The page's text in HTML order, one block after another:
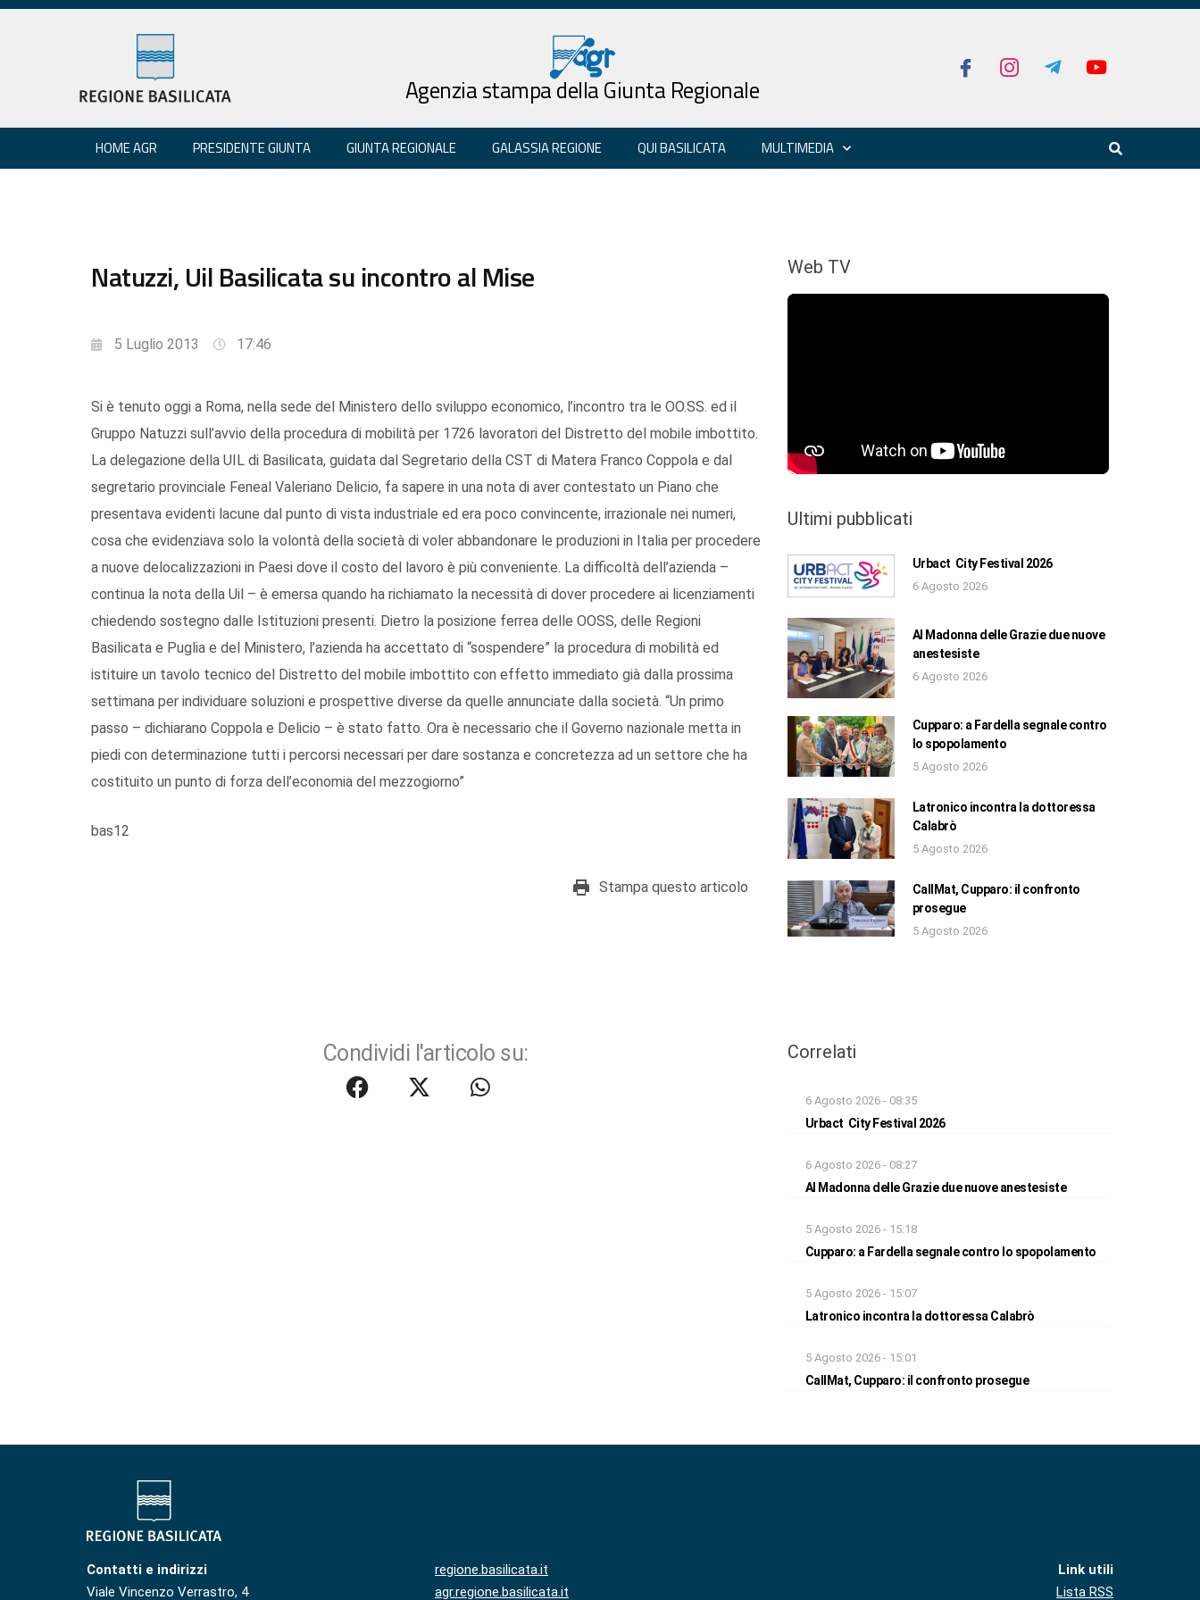
Agenzia stampa della Giunta Regionale
HOME AGR PRESIDENTE GIUNTA GIUNTA REGIONALE GALASSIA REGIONE QUI BASILICATA MULTIMEDIA
Natuzzi, Uil Basilicata su incontro al Mise
5 Luglio 2013 17:46
Si è tenuto oggi a Roma, nella sede del Ministero dello sviluppo economico, l’incontro tra le OO.SS. ed il
Gruppo Natuzzi sull’avvio della procedura di mobilità per 1726 lavoratori del Distretto del mobile imbottito.
La delegazione della UIL di Basilicata, guidata dal Segretario della CST di Matera Franco Coppola e dal
segretario provinciale Feneal Valeriano Delicio, fa sapere in una nota di aver contestato un Piano che
presentava evidenti lacune dal punto di vista industriale ed era poco convincente, irrazionale nei numeri,
cosa che evidenziava solo la volontà della società di voler abbandonare le produzioni in Italia per procedere
a nuove delocalizzazioni in Paesi dove il costo del lavoro è più conveniente. La difficoltà dell’azienda –
continua la nota della Uil – è emersa quando ha richiamato la necessità di dover procedere ai licenziamenti
chiedendo sostegno dalle Istituzioni presenti. Dietro la posizione ferrea delle OOSS, delle Regioni
Basilicata e Puglia e del Ministero, l’azienda ha accettato di “sospendere” la procedura di mobilità ed
istituire un tavolo tecnico del Distretto del mobile imbottito con effetto immediato già dalla prossima
settimana per individuare soluzioni e prospettive diverse da quelle annunciate dalla società. “Un primo
passo – dichiarano Coppola e Delicio – è stato fatto. Ora è necessario che il Governo nazionale metta in
piedi con determinazione tutti i percorsi necessari per dare sostanza e concretezza ad un settore che ha
costituito un punto di forza dell’economia del mezzogiorno”
bas12
Stampa questo articolo
Condividi l'articolo su:
Web TV
Ultimi pubblicati
Urbact City Festival 2026
6 Agosto 2026
Al Madonna delle Grazie due nuove
anestesiste
6 Agosto 2026
Cupparo: a Fardella segnale contro
lo spopolamento
5 Agosto 2026
Latronico incontra la dottoressa
Calabrò
5 Agosto 2026
CallMat, Cupparo: il confronto
prosegue
5 Agosto 2026
Correlati
6 Agosto 2026 - 08:35
Urbact City Festival 2026
6 Agosto 2026 - 08:27
Al Madonna delle Grazie due nuove anestesiste
5 Agosto 2026 - 15:18
Cupparo: a Fardella segnale contro lo spopolamento
5 Agosto 2026 - 15:07
Latronico incontra la dottoressa Calabrò
5 Agosto 2026 - 15:01
CallMat, Cupparo: il confronto prosegue
Contatti e indirizzi
Viale Vincenzo Verrastro, 4
regione.basilicata.it
agr.regione.basilicata.it
Link utili
Lista RSS